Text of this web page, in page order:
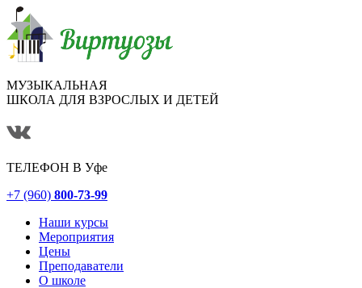
МУЗЫКАЛЬНАЯ
ШКОЛА ДЛЯ ВЗРОСЛЫХ И ДЕТЕЙ
ТЕЛЕФОН В Уфе
+7 (960) 800-73-99
Наши курсы
Мероприятия
Цены
Преподаватели
О школе